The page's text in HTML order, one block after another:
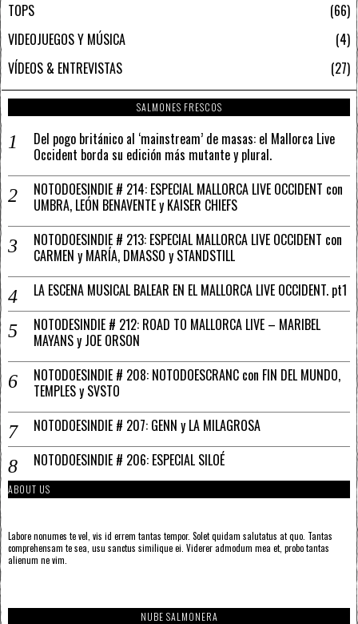
TOPS
66
VIDEOJUEGOS Y MÚSICA
4
VÍDEOS & ENTREVISTAS
27
SALMONES FRESCOS
Del pogo británico al ‘mainstream’ de masas: el Mallorca Live
Occident borda su edición más mutante y plural.
NOTODOESINDIE # 214: ESPECIAL MALLORCA LIVE OCCIDENT con
UMBRA, LEÓN BENAVENTE y KAISER CHIEFS
NOTODOESINDIE # 213: ESPECIAL MALLORCA LIVE OCCIDENT con
CARMEN y MARÍA, DMASSO y STANDSTILL
LA ESCENA MUSICAL BALEAR EN EL MALLORCA LIVE OCCIDENT. pt1
NOTODESINDIE # 212: ROAD TO MALLORCA LIVE – MARIBEL
MAYANS y JOE ORSON
NOTODOESINDIE # 208: NOTODOESCRANC con FIN DEL MUNDO,
TEMPLES y SVSTO
NOTODOESINDIE # 207: GENN y LA MILAGROSA
NOTODOESINDIE # 206: ESPECIAL SILOÉ
ABOUT US
Labore nonumes te vel, vis id errem tantas tempor. Solet quidam salutatus at quo. Tantas
comprehensam te sea, usu sanctus similique ei. Viderer admodum mea et, probo tantas
alienum ne vim.
NUBE SALMONERA